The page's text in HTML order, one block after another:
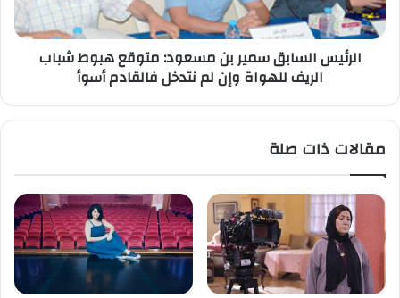
الرئيس السابق سمير بن مسعود: متوقع هبوط شباب
الريف للهواة وإن لم نتدخل فالقادم أسوأ
مقالات ذات صلة